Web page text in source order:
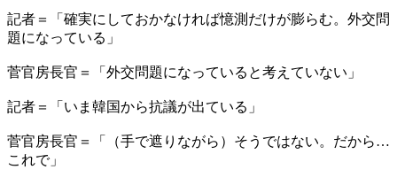
記者＝「確実にしておかなければ憶測だけが膨らむ。外交問
題になっている」
菅官房長官＝「外交問題になっていると考えていない」
記者＝「いま韓国から抗議が出ている」
菅官房長官＝「（手で遮りながら）そうではない。だから…
これで」